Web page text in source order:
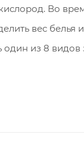
Во
вес белья
один из 8